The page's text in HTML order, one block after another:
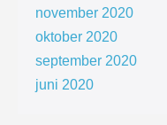
november 2020
oktober 2020
september 2020
juni 2020